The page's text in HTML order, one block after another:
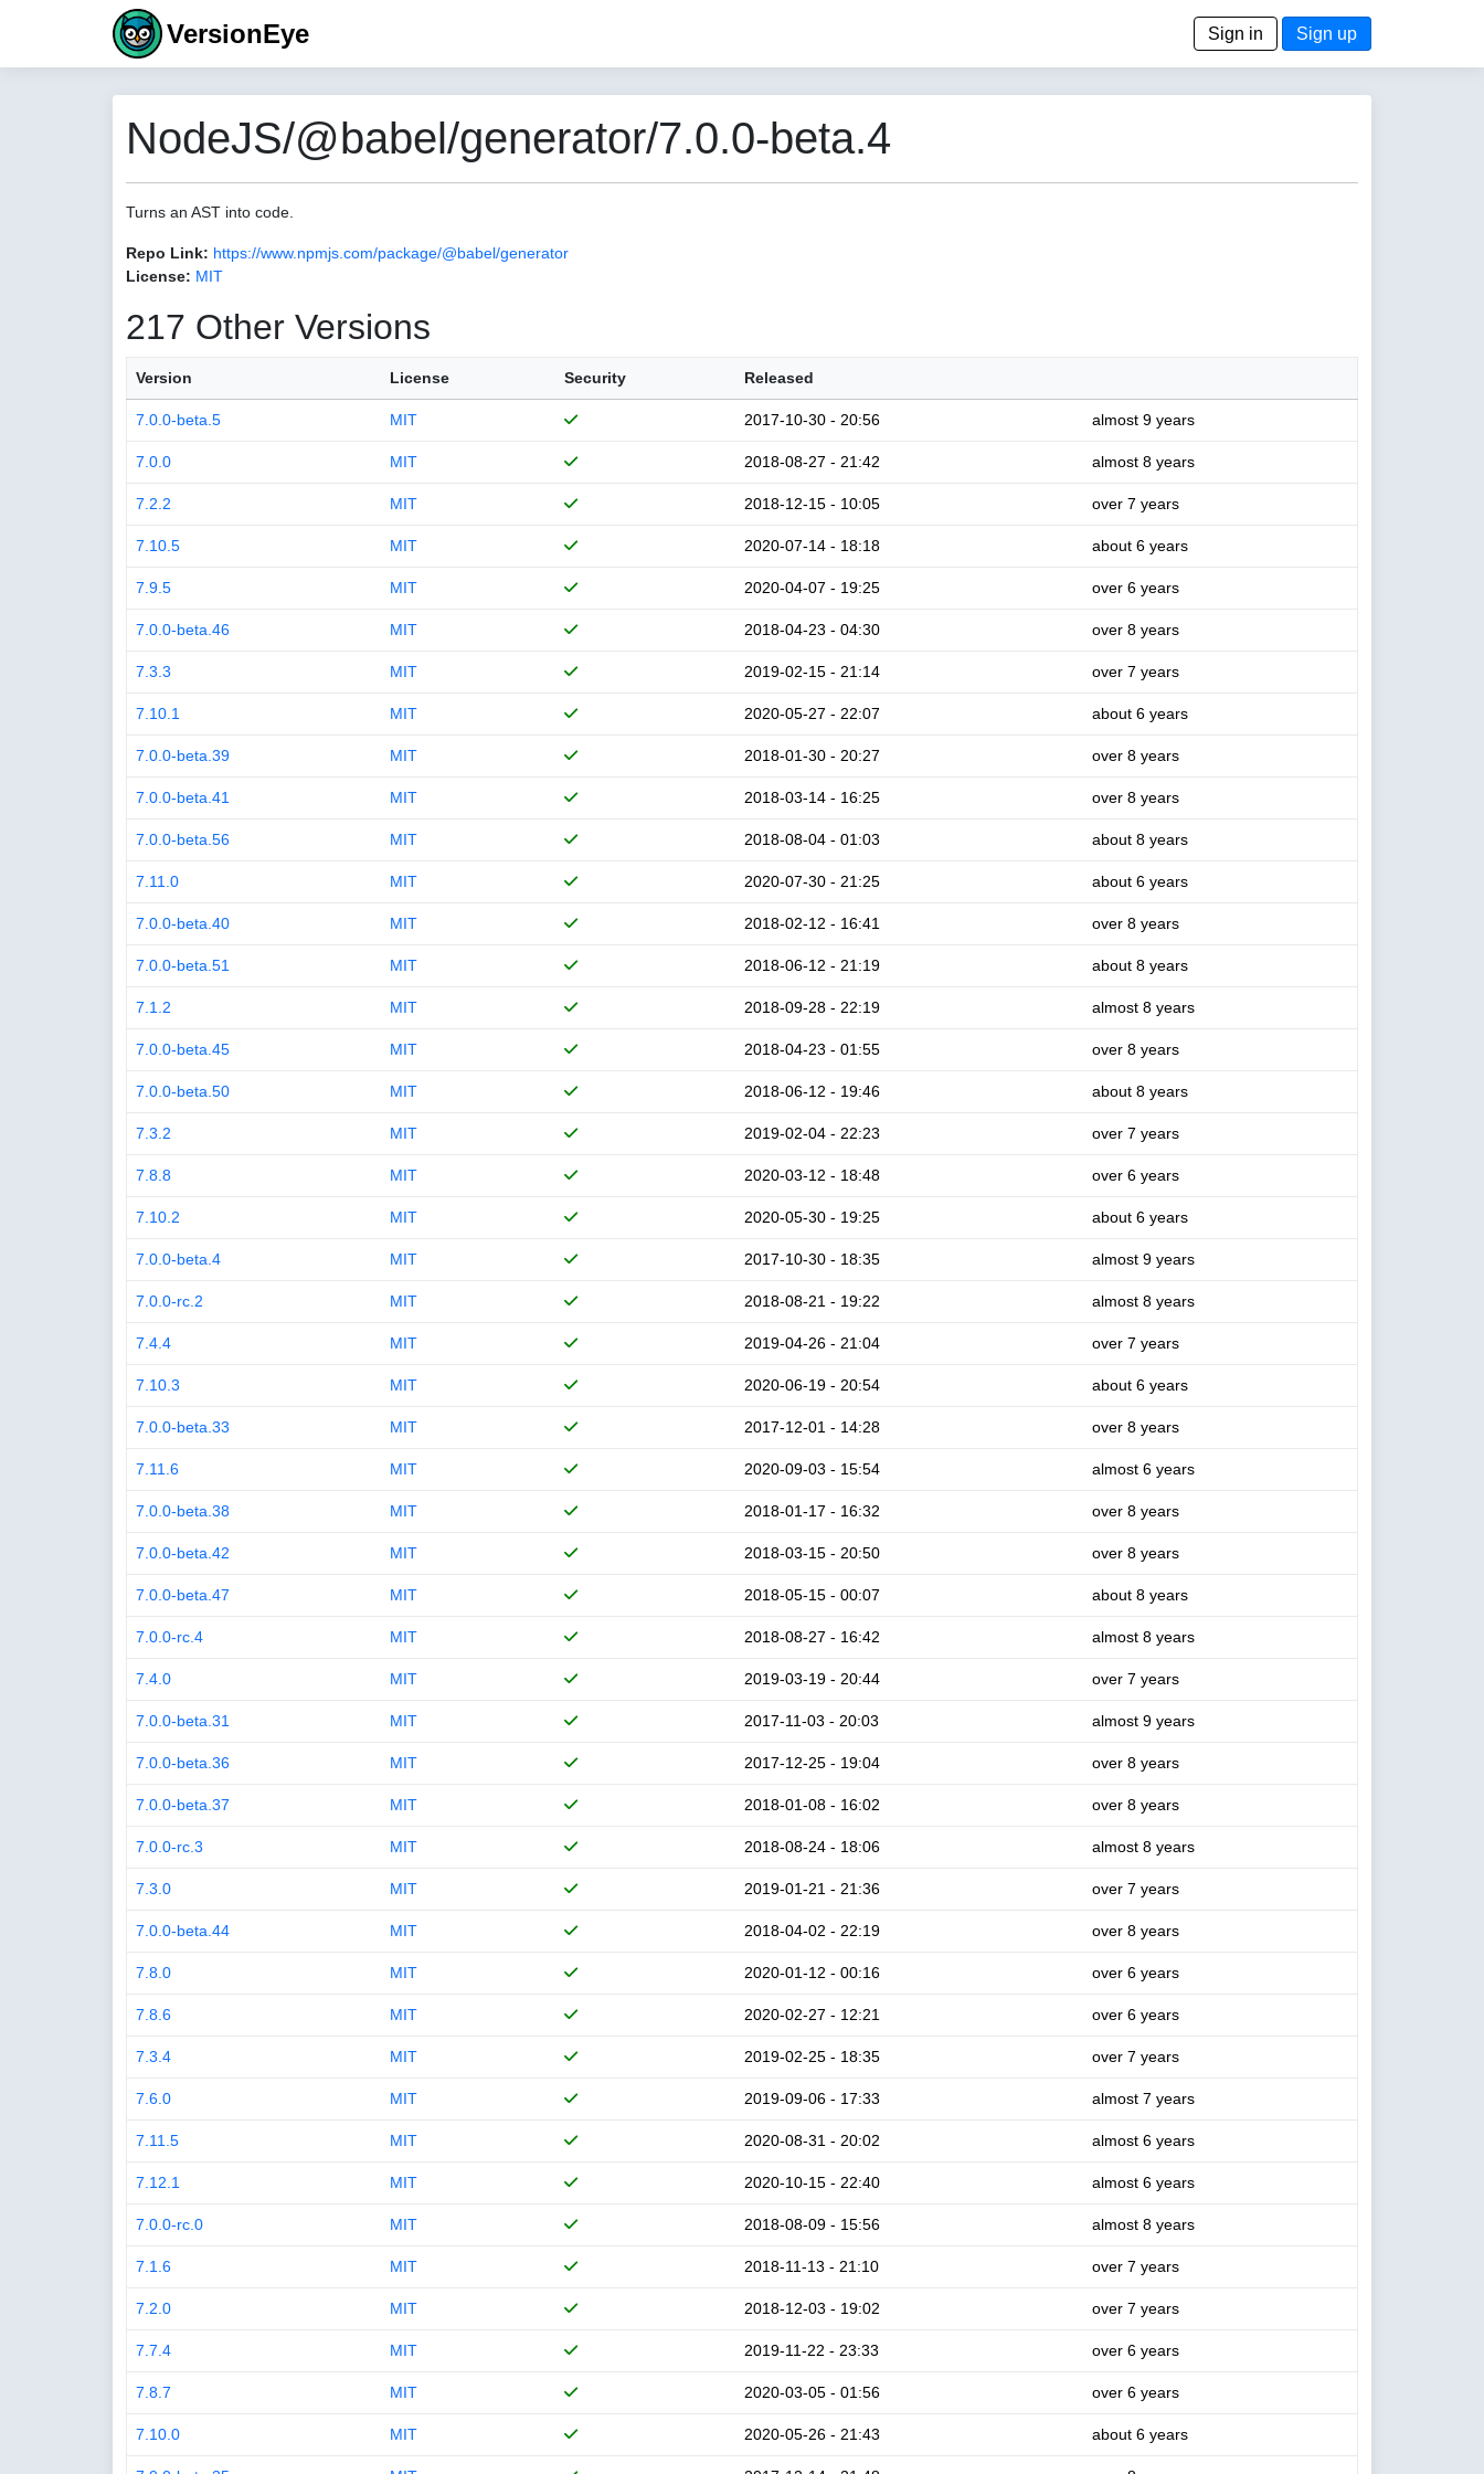
VersionEye Sign in Sign up
NodeJS/@babel/generator/7.0.0-beta.4
Turns an AST into code.
Repo Link: https://www.npmjs.com/package/@babel/generator
License: MIT
217 Other Versions
Version License Security Released
7.0.0-beta.5 MIT 2017-10-30 - 20:56 almost 9 years
7.0.0 MIT 2018-08-27 - 21:42 almost 8 years
7.2.2 MIT 2018-12-15 - 10:05 over 7 years
7.10.5 MIT 2020-07-14 - 18:18 about 6 years
7.9.5 MIT 2020-04-07 - 19:25 over 6 years
7.0.0-beta.46 MIT 2018-04-23 - 04:30 over 8 years
7.3.3 MIT 2019-02-15 - 21:14 over 7 years
7.10.1 MIT 2020-05-27 - 22:07 about 6 years
7.0.0-beta.39 MIT 2018-01-30 - 20:27 over 8 years
7.0.0-beta.41 MIT 2018-03-14 - 16:25 over 8 years
7.0.0-beta.56 MIT 2018-08-04 - 01:03 about 8 years
7.11.0 MIT 2020-07-30 - 21:25 about 6 years
7.0.0-beta.40 MIT 2018-02-12 - 16:41 over 8 years
7.0.0-beta.51 MIT 2018-06-12 - 21:19 about 8 years
7.1.2 MIT 2018-09-28 - 22:19 almost 8 years
7.0.0-beta.45 MIT 2018-04-23 - 01:55 over 8 years
7.0.0-beta.50 MIT 2018-06-12 - 19:46 about 8 years
7.3.2 MIT 2019-02-04 - 22:23 over 7 years
7.8.8 MIT 2020-03-12 - 18:48 over 6 years
7.10.2 MIT 2020-05-30 - 19:25 about 6 years
7.0.0-beta.4 MIT 2017-10-30 - 18:35 almost 9 years
7.0.0-rc.2 MIT 2018-08-21 - 19:22 almost 8 years
7.4.4 MIT 2019-04-26 - 21:04 over 7 years
7.10.3 MIT 2020-06-19 - 20:54 about 6 years
7.0.0-beta.33 MIT 2017-12-01 - 14:28 over 8 years
7.11.6 MIT 2020-09-03 - 15:54 almost 6 years
7.0.0-beta.38 MIT 2018-01-17 - 16:32 over 8 years
7.0.0-beta.42 MIT 2018-03-15 - 20:50 over 8 years
7.0.0-beta.47 MIT 2018-05-15 - 00:07 about 8 years
7.0.0-rc.4 MIT 2018-08-27 - 16:42 almost 8 years
7.4.0 MIT 2019-03-19 - 20:44 over 7 years
7.0.0-beta.31 MIT 2017-11-03 - 20:03 almost 9 years
7.0.0-beta.36 MIT 2017-12-25 - 19:04 over 8 years
7.0.0-beta.37 MIT 2018-01-08 - 16:02 over 8 years
7.0.0-rc.3 MIT 2018-08-24 - 18:06 almost 8 years
7.3.0 MIT 2019-01-21 - 21:36 over 7 years
7.0.0-beta.44 MIT 2018-04-02 - 22:19 over 8 years
7.8.0 MIT 2020-01-12 - 00:16 over 6 years
7.8.6 MIT 2020-02-27 - 12:21 over 6 years
7.3.4 MIT 2019-02-25 - 18:35 over 7 years
7.6.0 MIT 2019-09-06 - 17:33 almost 7 years
7.11.5 MIT 2020-08-31 - 20:02 almost 6 years
7.12.1 MIT 2020-10-15 - 22:40 almost 6 years
7.0.0-rc.0 MIT 2018-08-09 - 15:56 almost 8 years
7.1.6 MIT 2018-11-13 - 21:10 over 7 years
7.2.0 MIT 2018-12-03 - 19:02 over 7 years
7.7.4 MIT 2019-11-22 - 23:33 over 6 years
7.8.7 MIT 2020-03-05 - 01:56 over 6 years
7.10.0 MIT 2020-05-26 - 21:43 about 6 years